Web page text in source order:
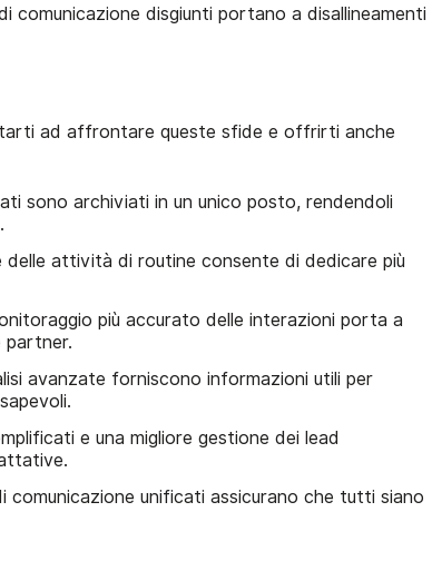
comunicazione disgiunti portano a disallineamenti
ad affrontare queste sfide e offrirti anche
sono archiviati in un unico posto, rendendoli
delle attività di routine consente di dedicare più
più accurato delle interazioni porta a
partner.
avanzate forniscono informazioni utili per
e una migliore gestione dei lead
comunicazione unificati assicurano che tutti siano